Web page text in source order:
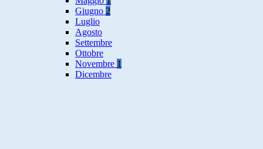
Giugno 2
Luglio
Agosto
Settembre
Ottobre
Novembre 1
Dicembre